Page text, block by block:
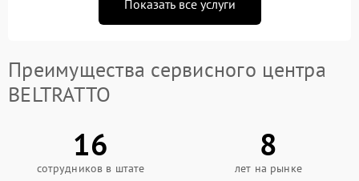
Показать все услуги
Преимущества сервисного центра
BELTRATTO
16
сотрудников в штате
8
лет на рынке